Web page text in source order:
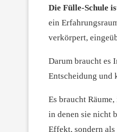
Die Fülle-Schule
ein
verkörpert,
Darum braucht es
Entscheidung und
Es braucht
in denen sie nicht
Effekt, sondern